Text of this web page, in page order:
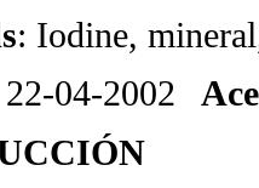
: Iodine,
04-2002